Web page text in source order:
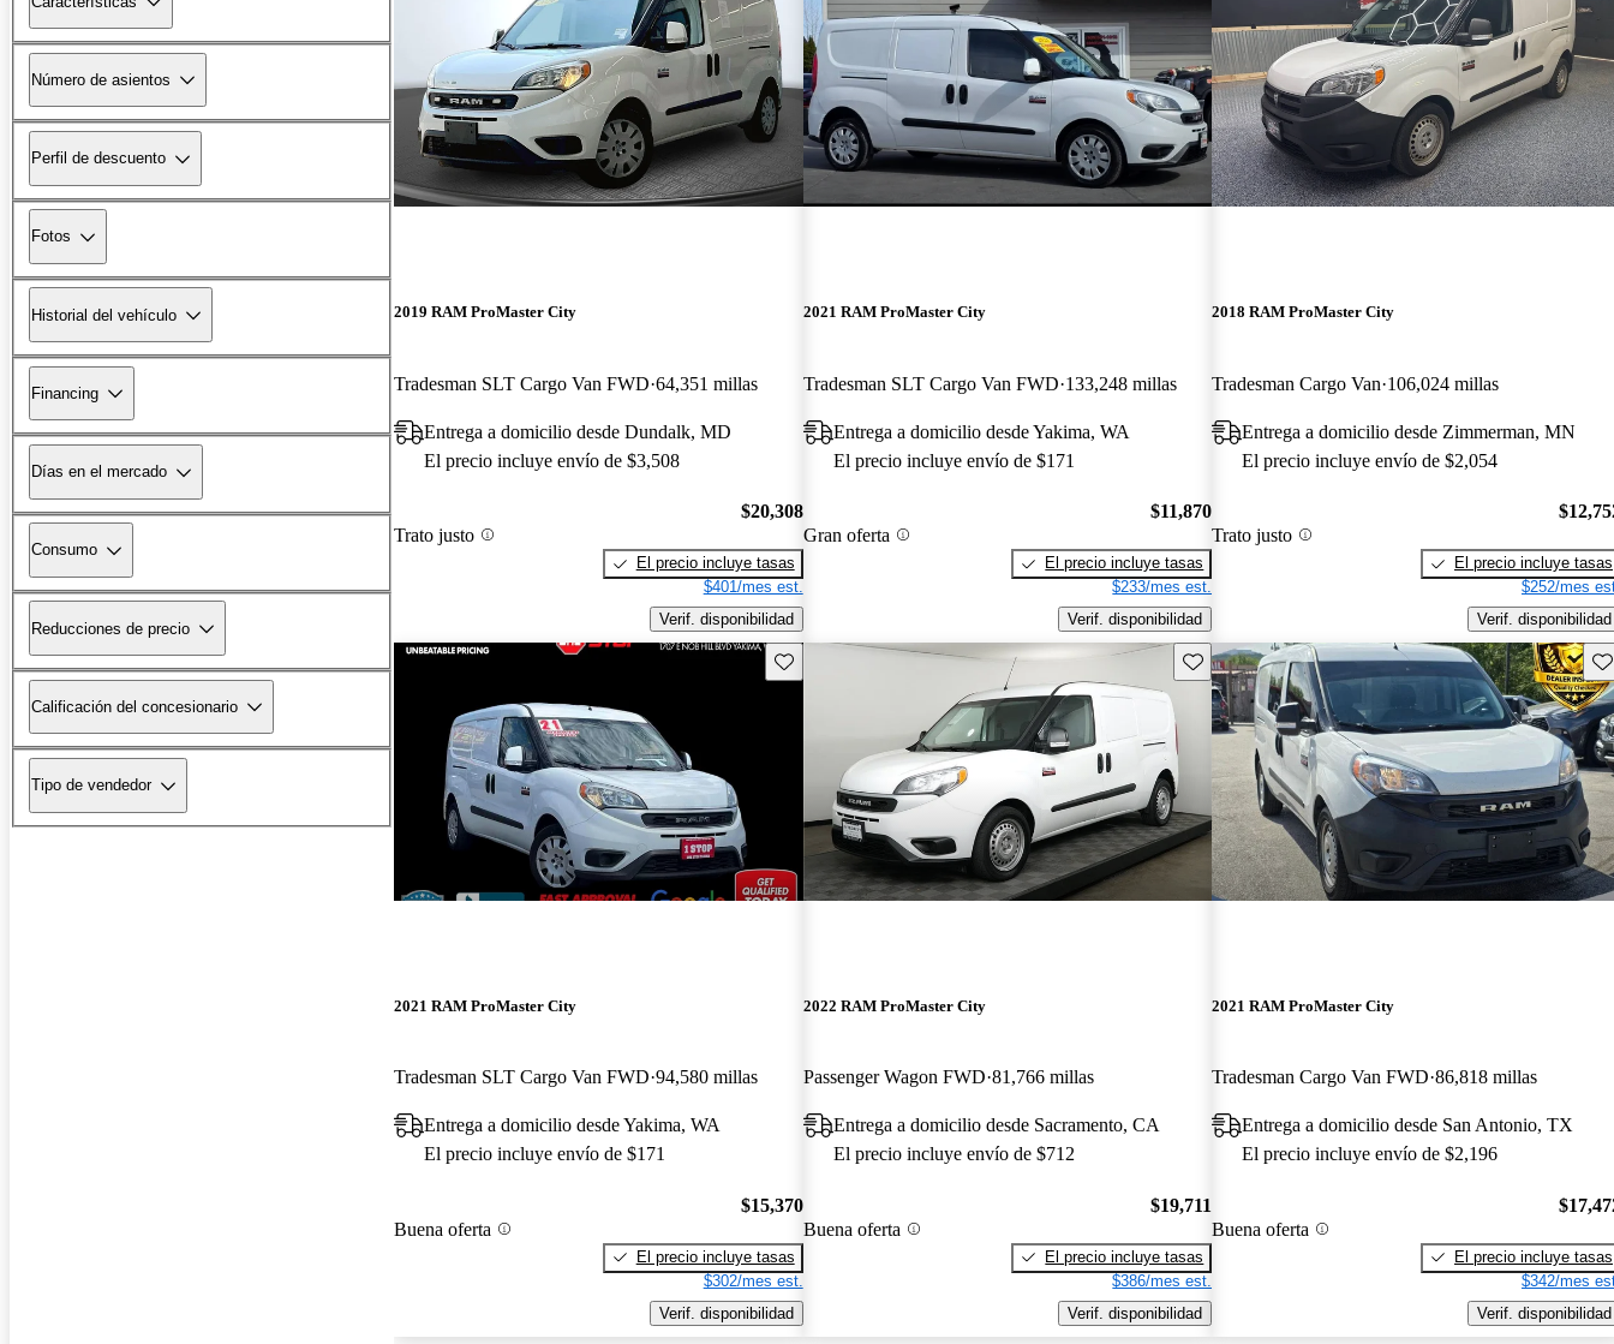
Número de asientos
Perfil de descuento
Fotos
Historial del vehículo
Financing
Días en el mercado
Consumo
Reducciones de precio
Calificación del concesionario
Tipo de vendedor
2019 RAM ProMaster City
Tradesman SLT Cargo Van FWD 64,351 millas
Entrega a domicilio desde Dundalk, MD
El precio incluye envío de $3,508
Trato justo
$20,308
El precio incluye tasas
$401/mes est.
Verif. disponibilidad
2021 RAM ProMaster City
Tradesman SLT Cargo Van FWD 133,248 millas
Entrega a domicilio desde Yakima, WA
El precio incluye envío de $171
Gran oferta
$11,870
El precio incluye tasas
$233/mes est.
Verif. disponibilidad
2018 RAM ProMaster City
Tradesman Cargo Van 106,024 millas
Entrega a domicilio desde Zimmerman, MN
El precio incluye envío de $2,054
Trato justo
El precio incluye tasas
$252/mes
Verif. disponibilidad
Guarda este Aviso
2021 RAM ProMaster City
Tradesman SLT Cargo Van FWD 94,580 millas
Entrega a domicilio desde Yakima, WA
El precio incluye envío de $171
Buena oferta
$15,370
El precio incluye tasas
$302/mes est.
Verif. disponibilidad
Guarda este Aviso
2022 RAM ProMaster City
Passenger Wagon FWD 81,766 millas
Entrega a domicilio desde Sacramento, CA
El precio incluye envío de $712
Buena oferta
$19,711
El precio incluye tasas
$386/mes est.
Verif. disponibilidad
2021 RAM ProMaster City
Tradesman Cargo Van FWD 86,818 millas
Entrega a domicilio desde San Antonio, TX
El precio incluye envío de $2,196
Buena oferta
El precio incluye tasas
$342/mes
Verif. disponibilidad